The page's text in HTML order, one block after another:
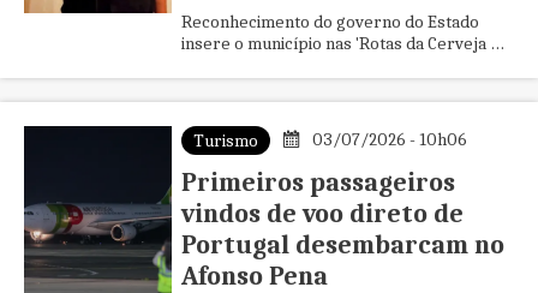
Reconhecimento do governo do Estado
insere o município nas 'Rotas da Cerveja de
Turismo 03/07/2026 - 10h06
Primeiros passageiros
vindos de voo direto de
Portugal desembarcam no
Afonso Pena